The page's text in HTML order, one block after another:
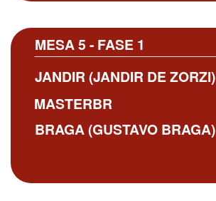
MESA 5 - FASE 1
JANDIR (JANDIR DE ZORZI)
MASTERBR
BRAGA (GUSTAVO BRAGA)